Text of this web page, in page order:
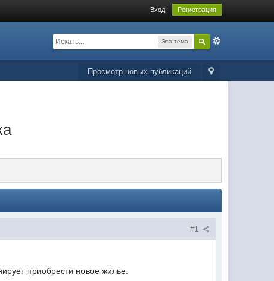
Вход Регистрация
Эта тема
Просмотр новых публикаций
#1
приобрести новое жилье.